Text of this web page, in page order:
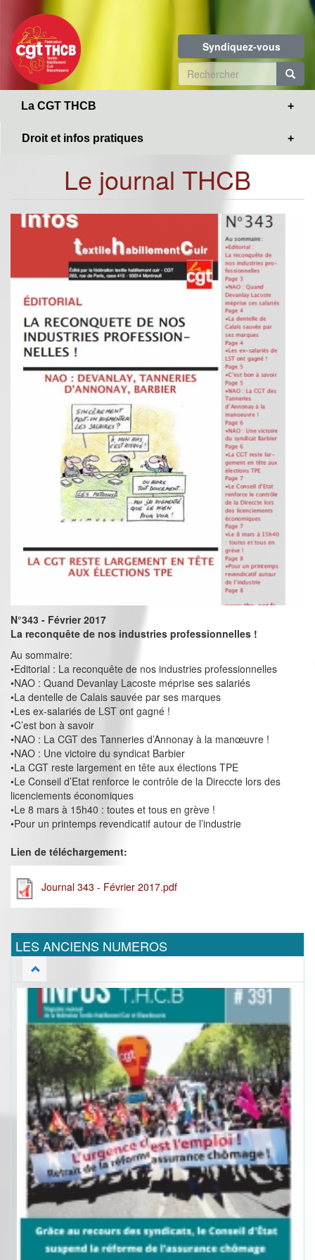
contenu
principal
Syndiquez-vous
Formulaire
de
La CGT THCB
Droit et infos pratiques
Le journal THCB
N°343 - Février 2017
La reconquête de nos industries professionnelles !
Au sommaire:
•Editorial : La reconquête de nos industries professionnelles
•NAO : Quand Devanlay Lacoste méprise ses salariés
•La dentelle de Calais sauvée par ses marques
•Les ex-salariés de LST ont gagné !
•C’est bon à savoir
•NAO : La CGT des Tanneries d’Annonay à la manœuvre !
•NAO : Une victoire du syndicat Barbier
•La CGT reste largement en tête aux élections TPE
•Le Conseil d’Etat renforce le contrôle de la Direccte lors des
licenciements économiques
•Le 8 mars à 15h40 : toutes et tous en grève !
•Pour un printemps revendicatif autour de l’industrie
Lien de téléchargement:
Journal 343 - Février 2017.pdf
LES ANCIENS NUMEROS